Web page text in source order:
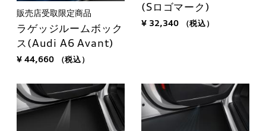
販売店受取限定商品
ラゲッジルームボック
ス(Audi A6 Avant)
¥ 44,660 （税込）
(Sロゴマーク)
¥ 32,340 （税込）